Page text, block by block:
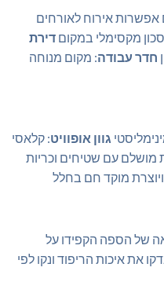
אפשרות אירוח לאורחים
מקסימלי במקום דירת
חדר עבודה: מקום מנוחה
גוון אופוויט: קלאסי
מושלם עם שטיחים וכריות
מוקד חם בחלל
של הספה הקפידו על
את איכות הריפוד ונקו לפי